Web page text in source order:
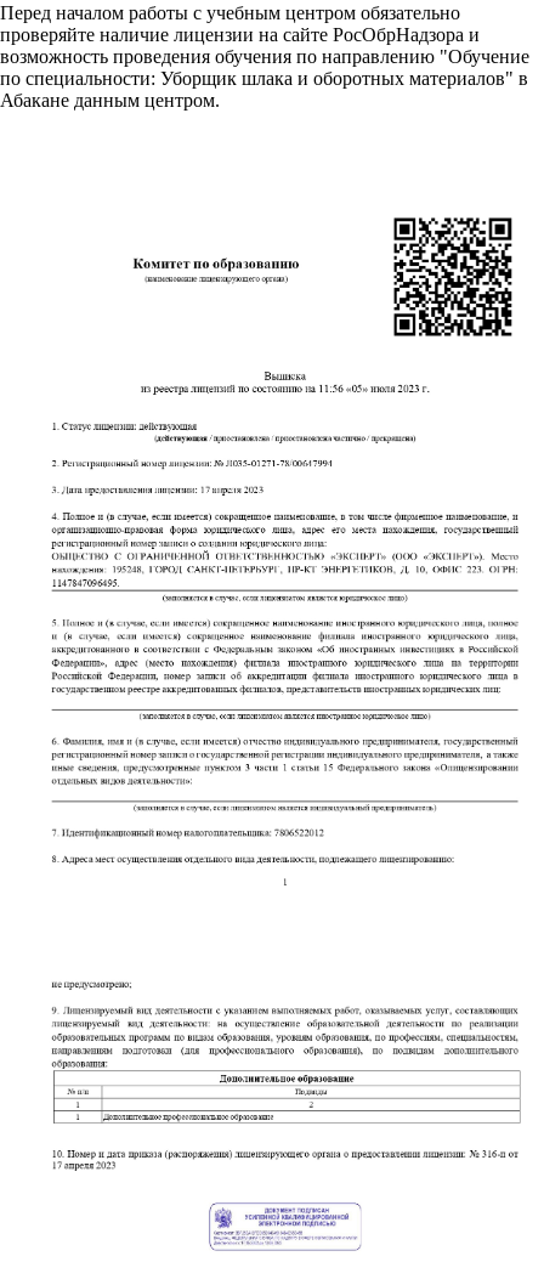
Перед началом работы с учебным центром обязательно
проверяйте наличие лицензии на сайте РосОбрНадзора и
возможность проведения обучения по направлению "Обучение
по специальности: Уборщик шлака и оборотных материалов" в
Абакане данным центром.